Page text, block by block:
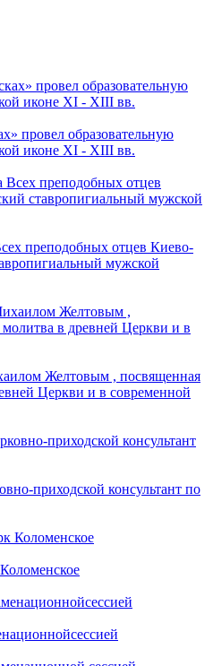
провел образовательную
иконе XI - XIII вв.
преподобных отцев Киево-
мужской
Желтовым , посвященная
Церкви и в современной
приходской консультант по